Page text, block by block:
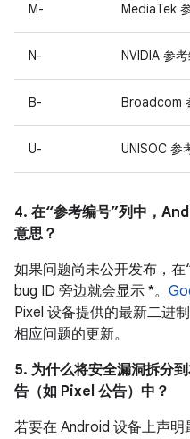
M- MediaTek
N- NVIDIA 参
B- Broadcom
U- UNISOC 参
4. 在“参考编号”列中，
意思？
如果问题尚未公开发布，
bug ID 旁边就会显示 *。
Pixel 设备提供的最新二进
相应问题的更新。
5. 为什么将安全漏洞拆分
告（如 Pixel 公告）中？
若要在 Android 设备上声